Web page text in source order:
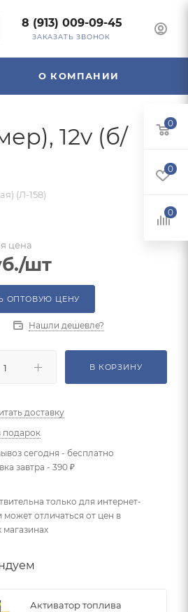
8 (913) 009-09-45
ЗАКАЗАТЬ ЗВОНОК
О КОМПАНИИ
12v (б/
(Л-158)
цена
/шт
ОПТОВУЮ ЦЕНУ
Нашли дешевле?
В КОРЗИНУ
доставку
подарок
сегодня - бесплатно
завтра - 390 ₽
только для интернет-
может отличаться от цен в
магазинах
Активатор топлива
0
0
0